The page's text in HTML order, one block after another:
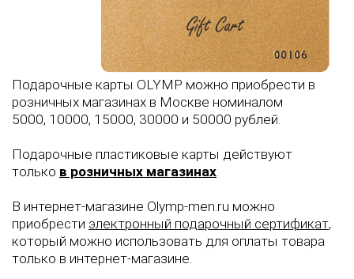
Подарочные карты OLYMP можно приобрести в
розничных магазинах в Москве номиналом
5000, 10000, 15000, 30000 и 50000 рублей.
Подарочные пластиковые карты действуют
только в розничных магазинах.
В интернет-магазине Olymp-men.ru можно
приобрести электронный подарочный сертификат,
который можно использовать для оплаты товара
только в интернет-магазине.